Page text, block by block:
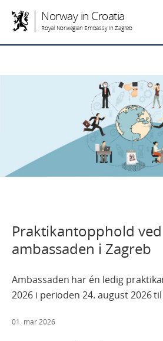
Norway in Croatia
Royal Norwegian Embassy in Zagreb
Praktikantopphold
ambassaden i Zagreb
Ambassaden har én ledig
2026 i perioden 24. august 2026
01. mar 2026